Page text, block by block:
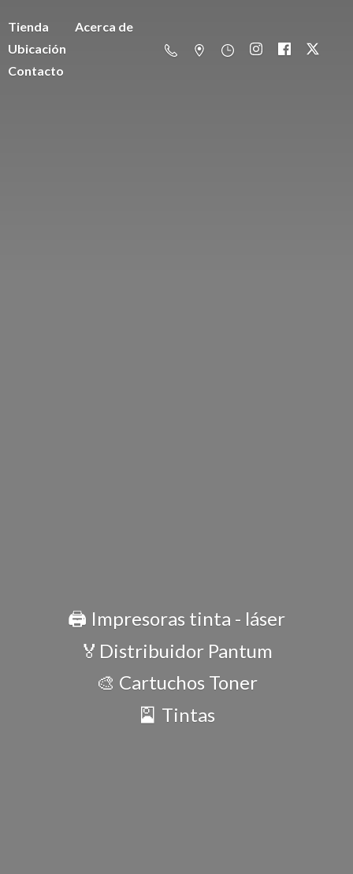
Tienda
Acerca de
Ubicación
Contacto
🖨️ Impresoras tinta - láser
🏅Distribuidor Pantum
🎨 Cartuchos Toner
🎴 Tintas